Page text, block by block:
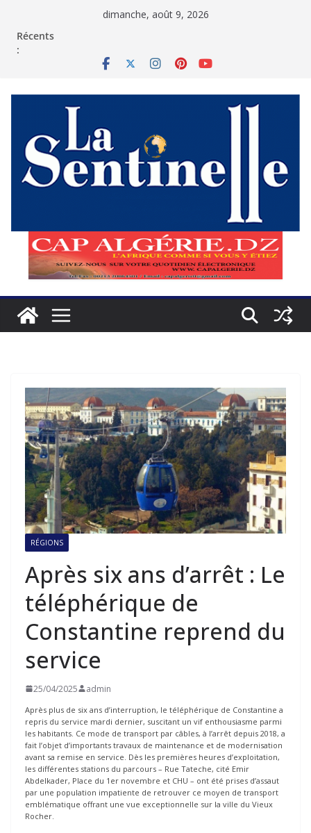
dimanche, août 9, 2026
Récents
:
RÉGIONS
Après six ans d’arrêt : Le
téléphérique de
Constantine reprend du
service
25/04/2025 admin
Après plus de six ans d’interruption, le téléphérique de Constantine a
repris du service mardi dernier, suscitant un vif enthousiasme parmi
les habitants. Ce mode de transport par câbles, à l’arrêt depuis 2018, a
fait l’objet d’importants travaux de maintenance et de modernisation
avant sa remise en service. Dès les premières heures d’exploitation,
les différentes stations du parcours – Rue Tateche, cité Emir
Abdelkader, Place du 1er novembre et CHU – ont été prises d’assaut
par une population impatiente de retrouver ce moyen de transport
emblématique offrant une vue exceptionnelle sur la ville du Vieux
Rocher.